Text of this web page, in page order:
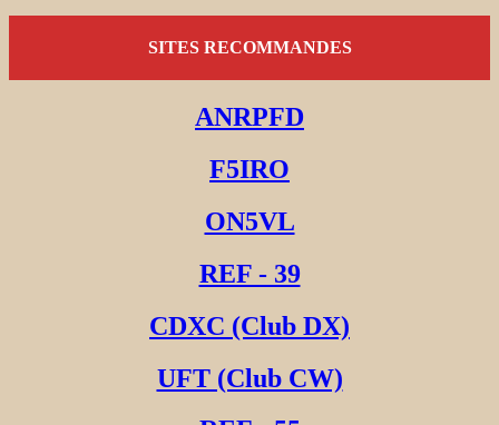
SITES RECOMMANDES
ANRPFD
F5IRO
ON5VL
REF - 39
CDXC (Club DX)
UFT (Club CW)